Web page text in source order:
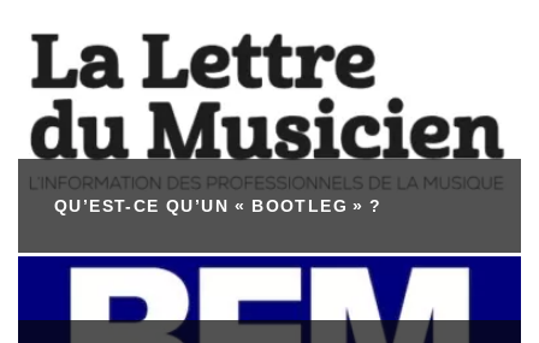
QU’EST-CE QU’UN « BOOTLEG » ?